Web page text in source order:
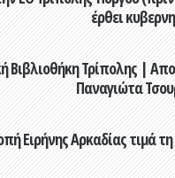
έρθει
Βιβλιοθήκη Τρίπολης |
Παναγιώτα
Ειρήνης Αρκαδίας τιμά